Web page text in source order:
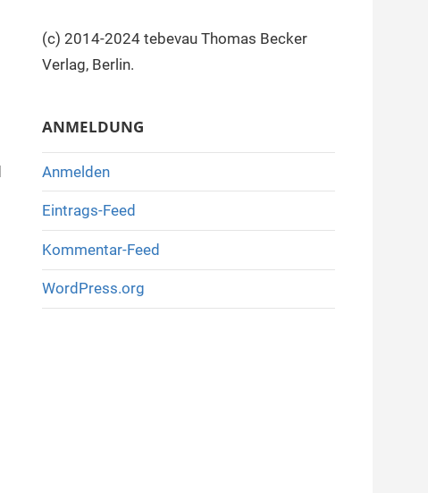
(c) 2014-2024 tebevau Thomas Becker
Verlag, Berlin.
ANMELDUNG
Anmelden
Eintrags-Feed
Kommentar-Feed
WordPress.org